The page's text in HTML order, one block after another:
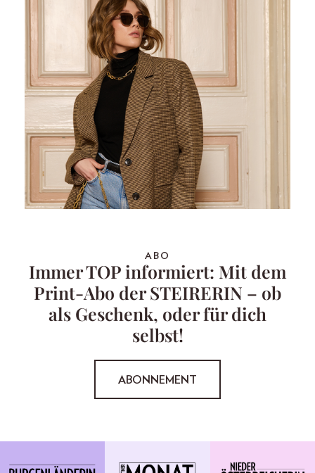
ABO
Immer TOP informiert: Mit dem
Print-Abo der STEIRERIN – ob
als Geschenk, oder für dich
selbst!
ABONNEMENT